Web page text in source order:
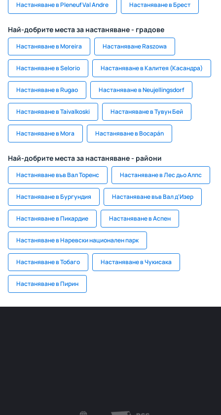
Настаняване в Pleneuf Val Andre Настаняване в Брест
Най-добрите места за настаняване - градове
Настаняване в Moreira Настаняване Raszowa
Настаняване в Selorio Настаняване в Калитея (Касандра)
Настаняване в Rugao Настаняване в Neujellingsdorf
Настаняване в Taivalkoski Настаняване в Тувун Бей
Настаняване в Mora Настаняване в Bocapán
Най-добрите места за настаняване - райони
Настаняване във Вал Торенс Настаняване в Лес дьо Алпс
Настаняване в Бургундия Настаняване във Вал д'Изер
Настаняване в Пикардие Настаняване в Аспен
Настаняване в Наревски национален парк
Настаняване в Тобаго Настаняване в Чукисака
Настаняване в Пирин